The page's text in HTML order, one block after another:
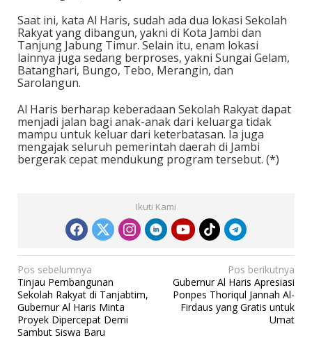
Saat ini, kata Al Haris, sudah ada dua lokasi Sekolah
Rakyat yang dibangun, yakni di Kota Jambi dan
Tanjung Jabung Timur. Selain itu, enam lokasi
lainnya juga sedang berproses, yakni Sungai Gelam,
Batanghari, Bungo, Tebo, Merangin, dan
Sarolangun.
Al Haris berharap keberadaan Sekolah Rakyat dapat
menjadi jalan bagi anak-anak dari keluarga tidak
mampu untuk keluar dari keterbatasan. Ia juga
mengajak seluruh pemerintah daerah di Jambi
bergerak cepat mendukung program tersebut. (*)
Ikuti Kami
N
a
v
i
Pos sebelumnya
Tinjau Pembangunan
Sekolah Rakyat di Tanjabtim,
Gubernur Al Haris Minta
Proyek Dipercepat Demi
Sambut Siswa Baru
Pos berikutnya
Gubernur Al Haris Apresiasi
Ponpes Thoriqul Jannah Al-
Firdaus yang Gratis untuk
Umat